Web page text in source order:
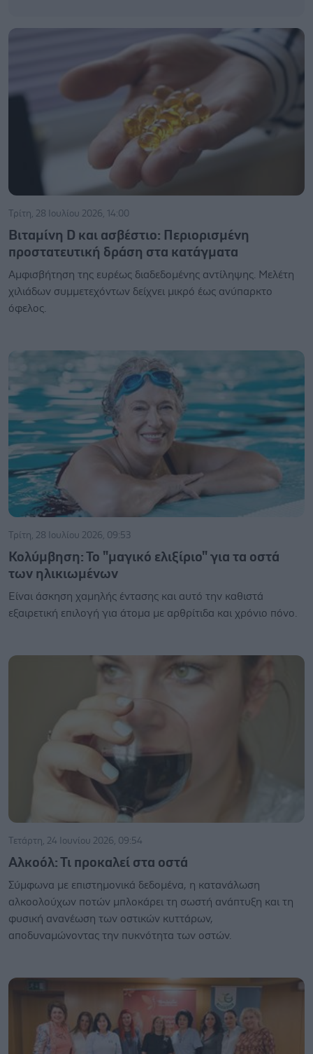
Τρίτη, 28 Ιουλίου 2026, 14:00
Βιταμίνη D και ασβέστιο: Περιορισμένη
προστατευτική δράση στα κατάγματα
Αμφισβήτηση της ευρέως διαδεδομένης αντίληψης. Μελέτη
χιλιάδων συμμετεχόντων δείχνει μικρό έως ανύπαρκτο
όφελος.
Τρίτη, 28 Ιουλίου 2026, 09:53
Κολύμβηση: Το "μαγικό ελιξίριο" για τα οστά
των ηλικιωμένων
Είναι άσκηση χαμηλής έντασης και αυτό την καθιστά
εξαιρετική επιλογή για άτομα με αρθρίτιδα και χρόνιο πόνο.
Τετάρτη, 24 Ιουνίου 2026, 09:54
Αλκοόλ: Τι προκαλεί στα οστά
Σύμφωνα με επιστημονικά δεδομένα, η κατανάλωση
αλκοολούχων ποτών μπλοκάρει τη σωστή ανάπτυξη και τη
φυσική ανανέωση των οστικών κυττάρων,
αποδυναμώνοντας την πυκνότητα των οστών.